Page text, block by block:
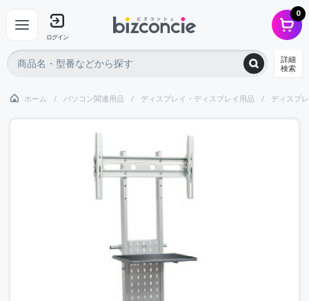
ログイン
0
詳細
検索
ホーム パソコン関連用品 ディスプレイ・ディスプレイ用品 ディスプ